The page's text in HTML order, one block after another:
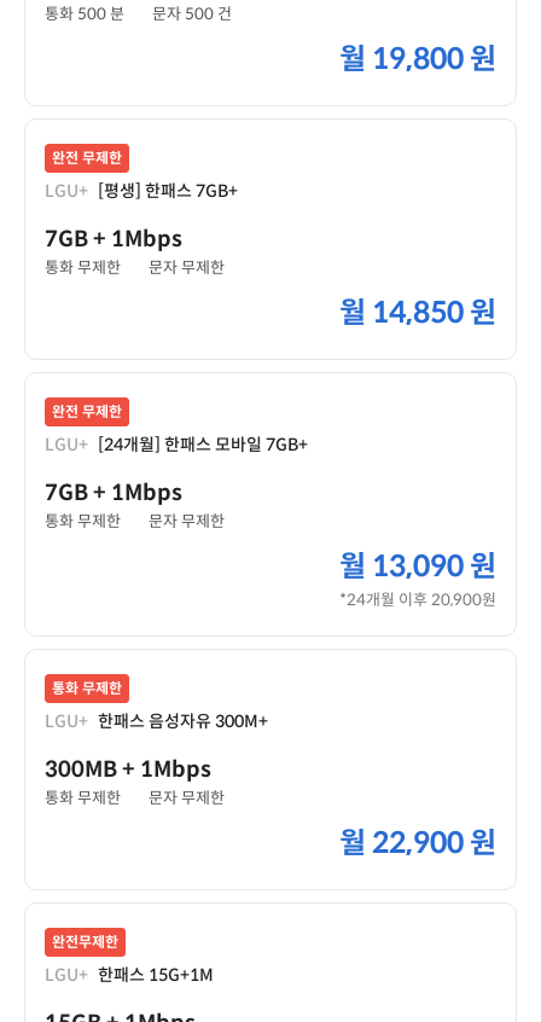
통화 500 분 문자 500 건
월 19,800 원
완전 무제한
LGU+ [평생] 한패스 7GB+
7GB+ 1Mbps
통화 무제한 문자 무제한
월 14,850 원
완전 무제한
LGU+ [24개월] 한패스 모바일 7GB+
7GB+ 1Mbps
통화 무제한 문자 무제한
월 13,090 원
*24개월 이후 20,900원
통화 무제한
LGU+ 한패스 음성자유 300M+
300MB+ 1Mbps
통화 무제한 문자 무제한
월 22,900 원
완전무제한
LGU+ 한패스 15G+1M